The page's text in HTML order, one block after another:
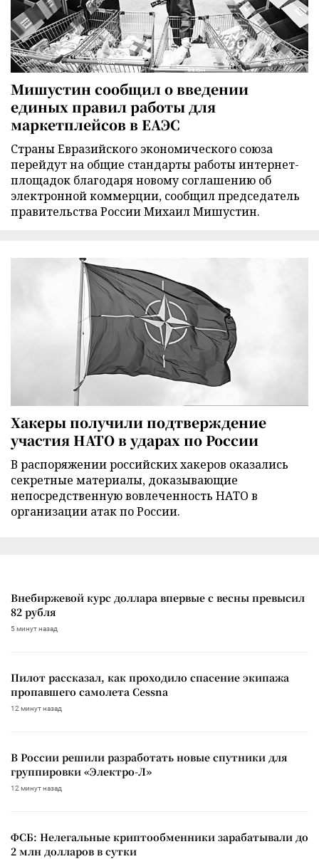
Мишустин сообщил о введении
единых правил работы для
маркетплейсов в ЕАЭС
Страны Евразийского экономического союза
перейдут на общие стандарты работы интернет-
площадок благодаря новому соглашению об
электронной коммерции, сообщил председатель
правительства России Михаил Мишустин.
Хакеры получили подтверждение
участия НАТО в ударах по России
В распоряжении российских хакеров оказались
секретные материалы, доказывающие
непосредственную вовлеченность НАТО в
организации атак по России.
Внебиржевой курс доллара впервые с весны превысил
82 рубля
5 минут назад
Пилот рассказал, как проходило спасение экипажа
пропавшего самолета Cessna
12 минут назад
В России решили разработать новые спутники для
группировки «Электро-Л»
12 минут назад
ФСБ: Нелегальные криптообменники зарабатывали до
2 млн долларов в сутки